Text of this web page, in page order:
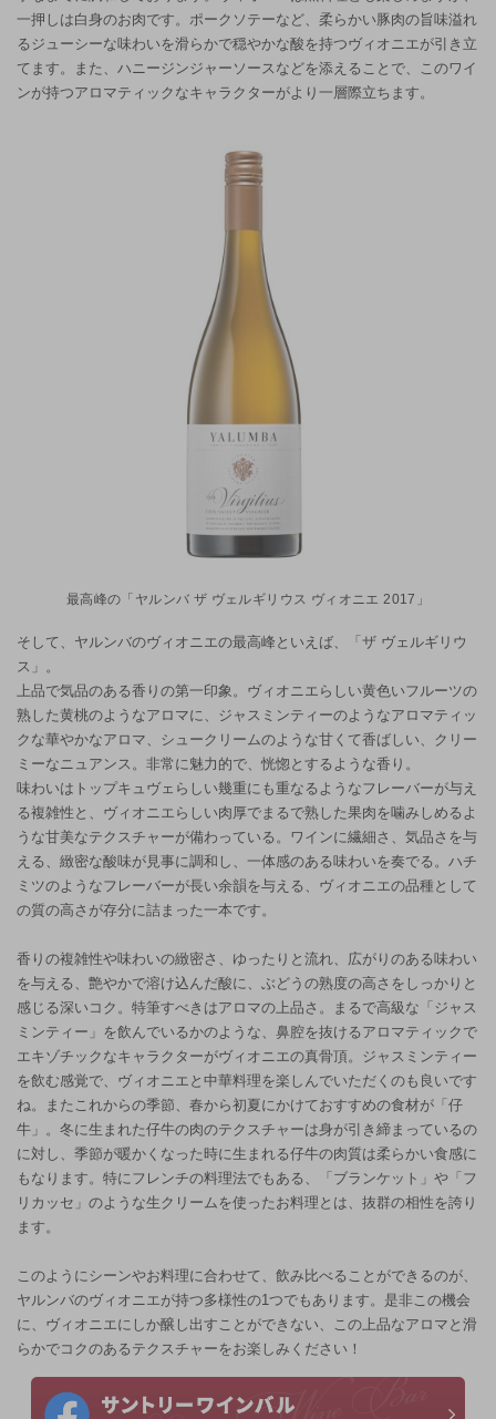
一押しは白身のお肉です。ポークソテーなど、柔らかい豚肉の旨味溢れ
るジューシーな味わいを滑らかで穏やかな酸を持つヴィオニエが引き立
てます。また、ハニージンジャーソースなどを添えることで、このワイ
ンが持つアロマティックなキャラクターがより一層際立ちます。
最高峰の「ヤルンバ ザ ヴェルギリウス ヴィオニエ 2017」
そして、ヤルンバのヴィオニエの最高峰といえば、「ザ ヴェルギリウ
ス」。
上品で気品のある香りの第一印象。ヴィオニエらしい黄色いフルーツの
熟した黄桃のようなアロマに、ジャスミンティーのようなアロマティッ
クな華やかなアロマ、シュークリームのような甘くて香ばしい、クリー
ミーなニュアンス。非常に魅力的で、恍惚とするような香り。
味わいはトップキュヴェらしい幾重にも重なるようなフレーバーが与え
る複雑性と、ヴィオニエらしい肉厚でまるで熟した果肉を噛みしめるよ
うな甘美なテクスチャーが備わっている。ワインに繊細さ、気品さを与
える、緻密な酸味が見事に調和し、一体感のある味わいを奏でる。ハチ
ミツのようなフレーバーが長い余韻を与える、ヴィオニエの品種として
の質の高さが存分に詰まった一本です。
香りの複雑性や味わいの緻密さ、ゆったりと流れ、広がりのある味わい
を与える、艶やかで溶け込んだ酸に、ぶどうの熟度の高さをしっかりと
感じる深いコク。特筆すべきはアロマの上品さ。まるで高級な「ジャス
ミンティー」を飲んでいるかのような、鼻腔を抜けるアロマティックで
エキゾチックなキャラクターがヴィオニエの真骨頂。ジャスミンティー
を飲む感覚で、ヴィオニエと中華料理を楽しんでいただくのも良いです
ね。またこれからの季節、春から初夏にかけておすすめの食材が「仔
牛」。冬に生まれた仔牛の肉のテクスチャーは身が引き締まっているの
に対し、季節が暖かくなった時に生まれる仔牛の肉質は柔らかい食感に
もなります。特にフレンチの料理法でもある、「ブランケット」や「フ
リカッセ」のような生クリームを使ったお料理とは、抜群の相性を誇り
ます。
このようにシーンやお料理に合わせて、飲み比べることができるのが、
ヤルンバのヴィオニエが持つ多様性の1つでもあります。是非この機会
に、ヴィオニエにしか醸し出すことができない、この上品なアロマと滑
らかでコクのあるテクスチャーをお楽しみください！